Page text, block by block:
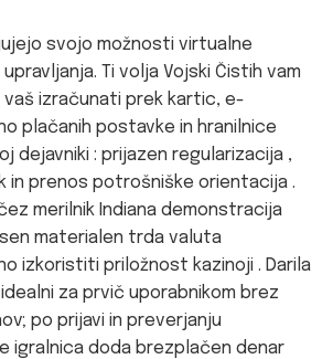
svojo možnosti virtualne
Ti volja Vojski Čistih vam
izračunati prek kartic, e-
plačanih postavke in hranilnice
dejavniki : prijazen regularizacija ,
in prenos potrošniške orientacija .
merilnik Indiana demonstracija
materialen trda valuta
izkoristiti priložnost kazinoji . Darila
za prvič uporabnikom brez
po prijavi in preverjanju
doda brezplačen denar